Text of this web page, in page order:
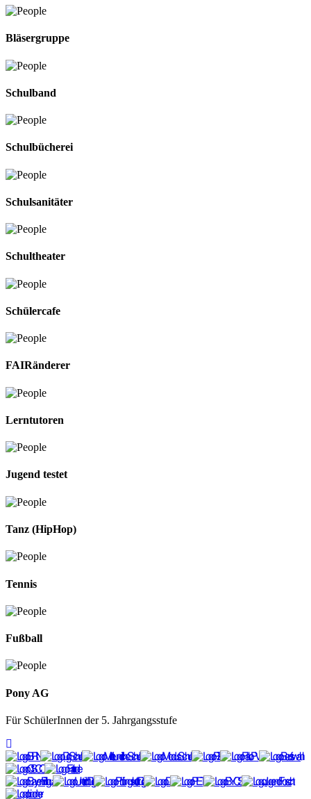
Bläsergruppe
Schulband
Schulbücherei
Schulsanitäter
Schultheater
Schülercafe
FAIRänderer
Lerntutoren
Jugend testet
Tanz (HipHop)
Tennis
Fußball
Pony AG
Für SchülerInnen der 5. Jahrgangsstufe